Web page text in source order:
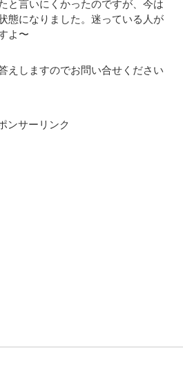
と言いにくかったのですが、今は
態になりました。迷っている人が
よ〜
えしますのでお問い合せください
ンサーリンク